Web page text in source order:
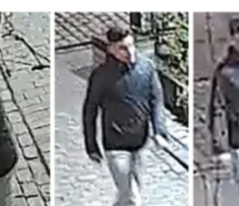
l'article "La police lance un avis